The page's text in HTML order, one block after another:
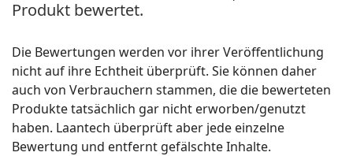
Produkt bewertet.
Die Bewertungen werden vor ihrer Veröffentlichung
nicht auf ihre Echtheit überprüft. Sie können daher
auch von Verbrauchern stammen, die die bewerteten
Produkte tatsächlich gar nicht erworben/genutzt
haben. Laantech überprüft aber jede einzelne
Bewertung und entfernt gefälschte Inhalte.